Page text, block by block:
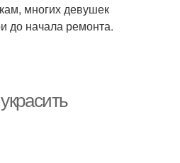
многих девушек
до начала ремонта.